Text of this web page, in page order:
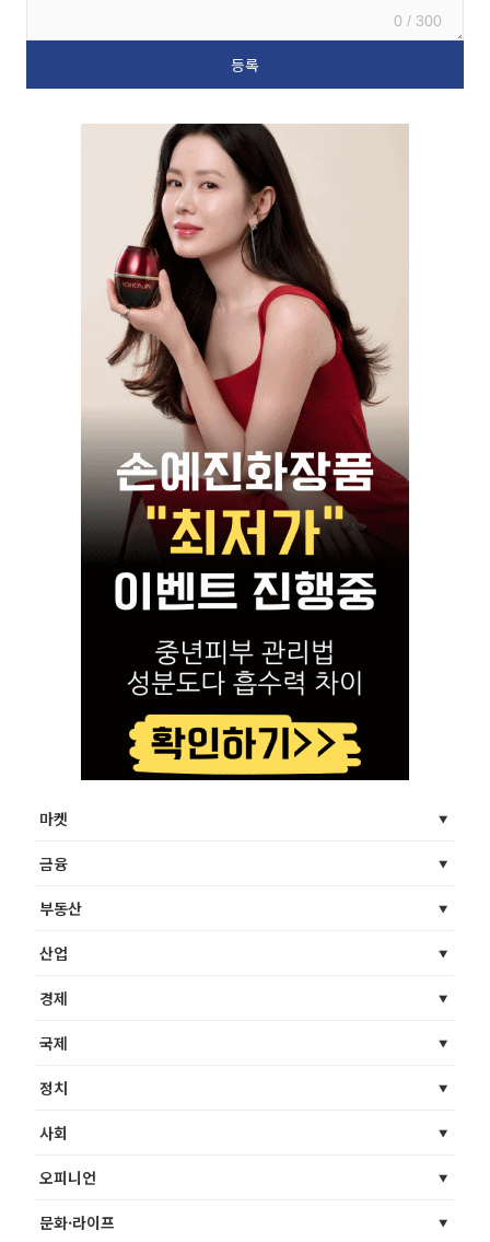
0 / 300
마켓
금융
부동산
산업
경제
국제
정치
사회
오피니언
문화·라이프